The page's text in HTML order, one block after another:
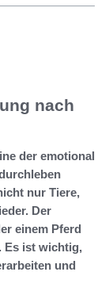
nach
der emotional
nur Tiere,
Der
einem Pferd
Es ist wichtig,
und